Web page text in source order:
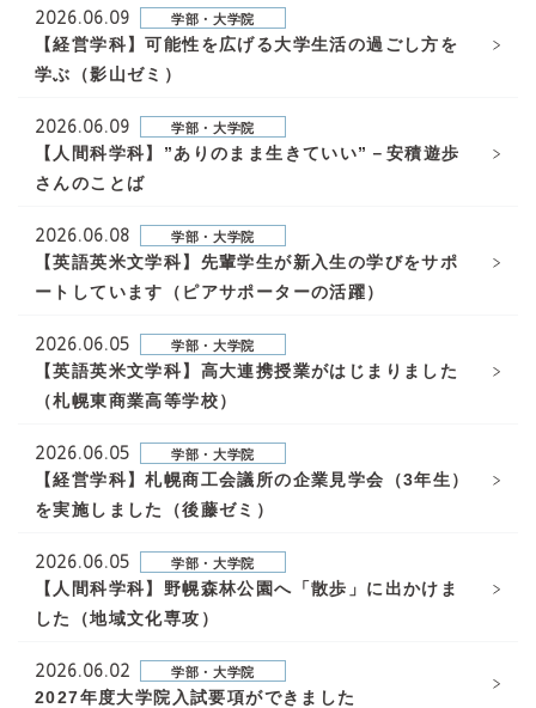
2026.06.09 学部・大学院
【経営学科】可能性を広げる大学生活の過ごし方を
学ぶ（影山ゼミ）
2026.06.09 学部・大学院
【人間科学科】”ありのまま生きていい”－安積遊歩
さんのことば
2026.06.08 学部・大学院
【英語英米文学科】先輩学生が新入生の学びをサポ
ートしています（ピアサポーターの活躍）
2026.06.05 学部・大学院
【英語英米文学科】高大連携授業がはじまりました
（札幌東商業高等学校）
2026.06.05 学部・大学院
【経営学科】札幌商工会議所の企業見学会（3年生）
を実施しました（後藤ゼミ）
2026.06.05 学部・大学院
【人間科学科】野幌森林公園へ「散歩」に出かけま
した（地域文化専攻）
2026.06.02 学部・大学院
2027年度大学院入試要項ができました